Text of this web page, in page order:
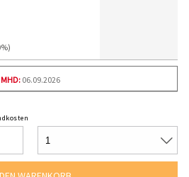
MHD: 06.09.2026